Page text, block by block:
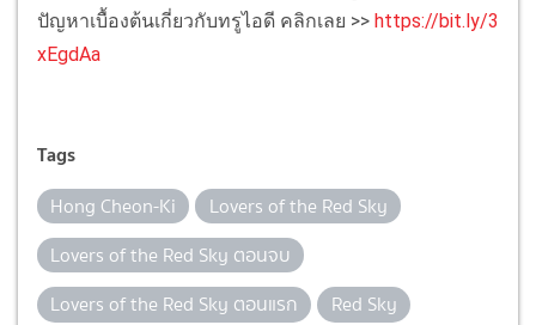
ปัญหาเบื้องต้นเกี่ยวกับทรูไอดี คลิกเลย >> https://bit.ly/3
xEgdAa
Tags
Hong Cheon-Ki
Lovers of the Red Sky
Lovers of the Red Sky ตอนจบ
Lovers of the Red Sky ตอนแรก
Red Sky